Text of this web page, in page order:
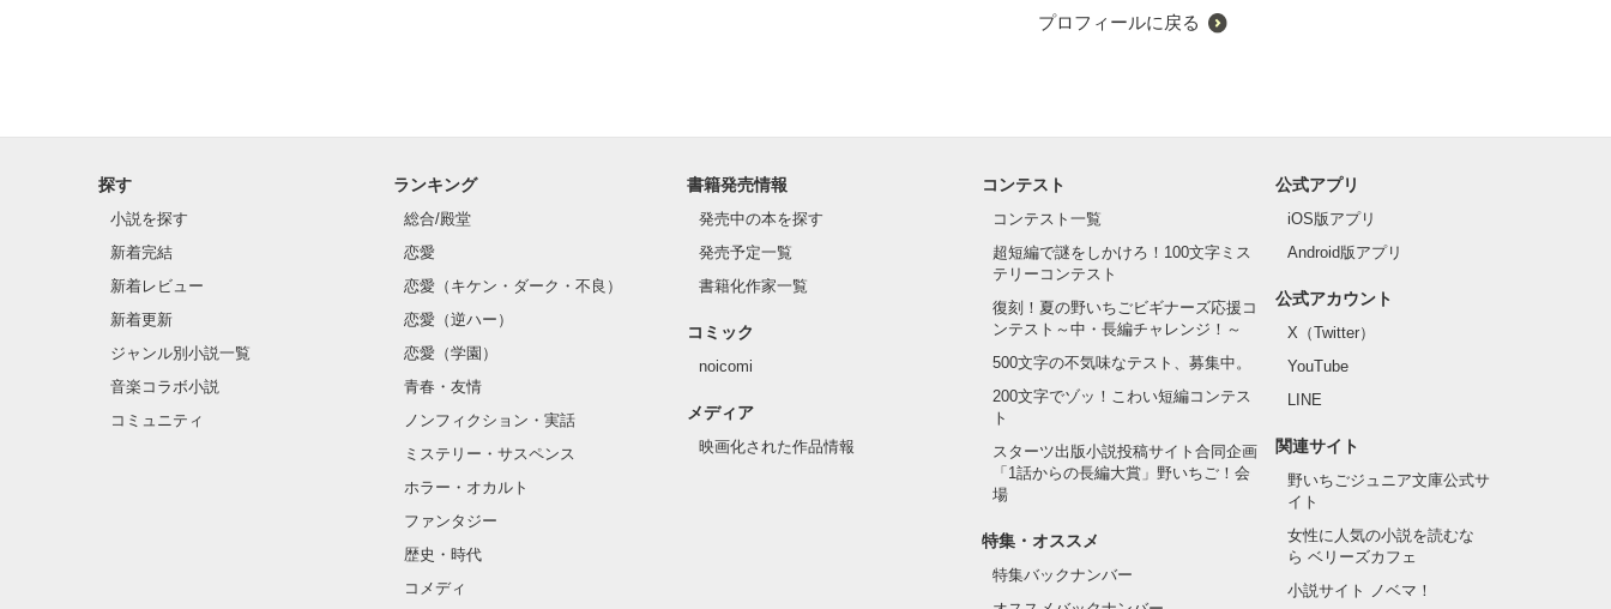
プロフィールに戻る
探す
小説を探す
新着完結
新着レビュー
新着更新
ジャンル別小説一覧
音楽コラボ小説
コミュニティ
ランキング
総合/殿堂
恋愛
恋愛（キケン・ダーク・不良）
恋愛（逆ハー）
恋愛（学園）
青春・友情
ノンフィクション・実話
ミステリー・サスペンス
ホラー・オカルト
ファンタジー
歴史・時代
コメディ
書籍発売情報
発売中の本を探す
発売予定一覧
書籍化作家一覧
コミック
noicomi
メディア
映画化された作品情報
コンテスト
コンテスト一覧
超短編で謎をしかけろ！100文字ミス
テリーコンテスト
復刻！夏の野いちごビギナーズ応援コ
ンテスト～中・長編チャレンジ！～
500文字の不気味なテスト、募集中。
200文字でゾッ！こわい短編コンテス
ト
スターツ出版小説投稿サイト合同企画
「1話からの長編大賞」野いちご！会
場
特集・オススメ
特集バックナンバー
公式アプリ
iOS版アプリ
Android版アプリ
公式アカウント
X（Twitter）
YouTube
LINE
関連サイト
野いちごジュニア文庫公式サ
イト
女性に人気の小説を読むな
ら ベリーズカフェ
小説サイト ノベマ！